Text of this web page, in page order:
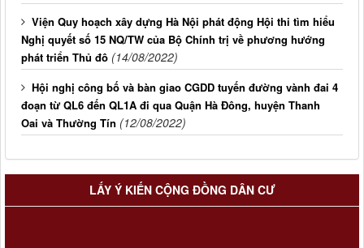
Viện Quy hoạch xây dựng Hà Nội phát động Hội thi tìm hiểu
Nghị quyết số 15 NQ/TW của Bộ Chính trị về phương hướng
phát triển Thủ đô (14/08/2022)
Hội nghị công bố và bàn giao CGDD tuyến đường vành đai 4
đoạn từ QL6 đến QL1A đi qua Quận Hà Đông, huyện Thanh
Oai và Thường Tín (12/08/2022)
LẤY Ý KIẾN CỘNG ĐỒNG DÂN CƯ